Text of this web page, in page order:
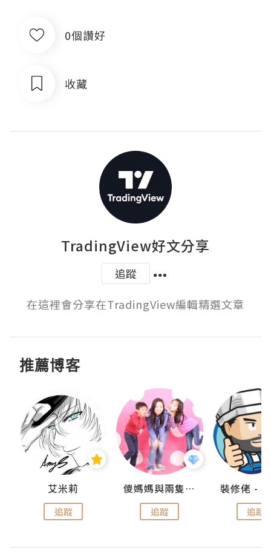
0個讚好
收藏
TradingView好文分享
追蹤
在這裡會分享在TradingView編輯精選文章
推薦博客
艾米莉
追蹤
儍媽媽與兩隻小魔怪之家
追蹤 追蹤